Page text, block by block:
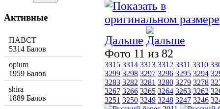
Дальше
Фото 11 из 82
3315 3314 3313 3312 3311 3310
3299 3298 3297 3296 3295 3294
3283 3282 3281 3280 3279 3278
3267 3266 3265 3264 3263 3262
3251 3250 3249 3248 3247 3246
Активные
ПАВСТ
5314 Балов
opium
1959 Балов
shira
1889 Балов